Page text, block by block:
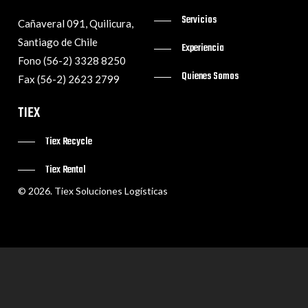
Cañaveral 091, Quilicura,
Santiago de Chile
Fono (56-2) 3328 8250
Fax (56-2) 2623 2799
Servicios
Experiencia
Quienes Somos
TIEX
Tiex Recycle
Tiex Rental
© 2026. Tiex Soluciones Logísticas